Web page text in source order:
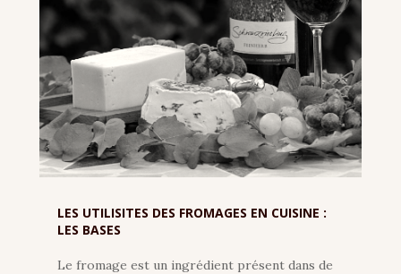
LES UTILISITES DES FROMAGES EN CUISINE :
LES BASES
Le fromage est un ingrédient présent dans de